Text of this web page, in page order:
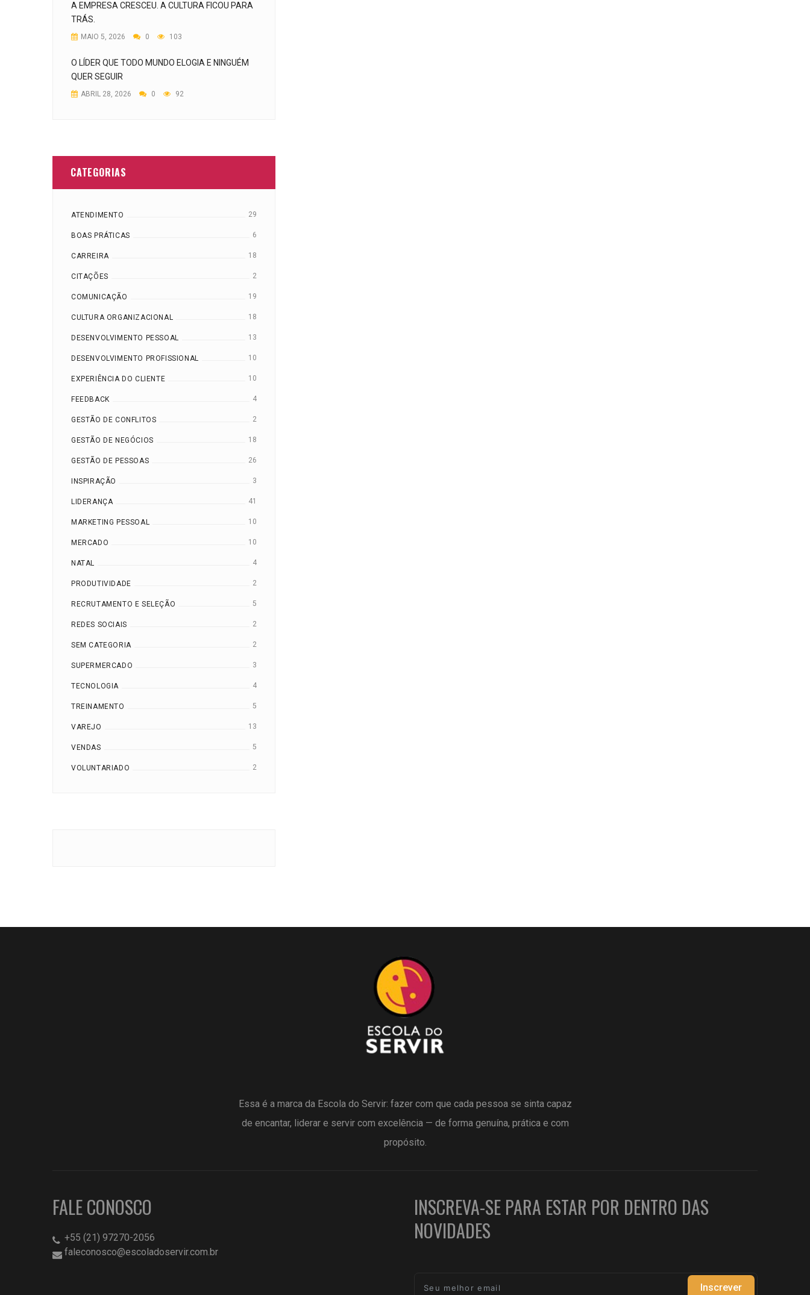
A EMPRESA CRESCEU. A CULTURA FICOU PARA
TRÁS.
MAIO 5, 2026 0 103
O LÍDER QUE TODO MUNDO ELOGIA E NINGUÉM
QUER SEGUIR
ABRIL 28, 2026 0 92
CATEGORIAS
ATENDIMENTO 29
BOAS PRÁTICAS 6
CARREIRA 18
CITAÇÕES 2
COMUNICAÇÃO 19
CULTURA ORGANIZACIONAL 18
DESENVOLVIMENTO PESSOAL 13
DESENVOLVIMENTO PROFISSIONAL 10
EXPERIÊNCIA DO CLIENTE 10
FEEDBACK 4
GESTÃO DE CONFLITOS 2
GESTÃO DE NEGÓCIOS 18
GESTÃO DE PESSOAS 26
INSPIRAÇÃO 3
LIDERANÇA 41
MARKETING PESSOAL 10
MERCADO 10
NATAL 4
PRODUTIVIDADE 2
RECRUTAMENTO E SELEÇÃO 5
REDES SOCIAIS 2
SEM CATEGORIA 2
SUPERMERCADO 3
TECNOLOGIA 4
TREINAMENTO 5
VAREJO 13
VENDAS 5
VOLUNTARIADO 2
Essa é a marca da Escola do Servir: fazer com que cada pessoa se sinta capaz
de encantar, liderar e servir com excelência — de forma genuína, prática e com
propósito.
FALE CONOSCO
+55 (21) 97270-2056
faleconosco@escoladoservir.com.br
INSCREVA-SE PARA ESTAR POR DENTRO DAS
NOVIDADES
Inscrever